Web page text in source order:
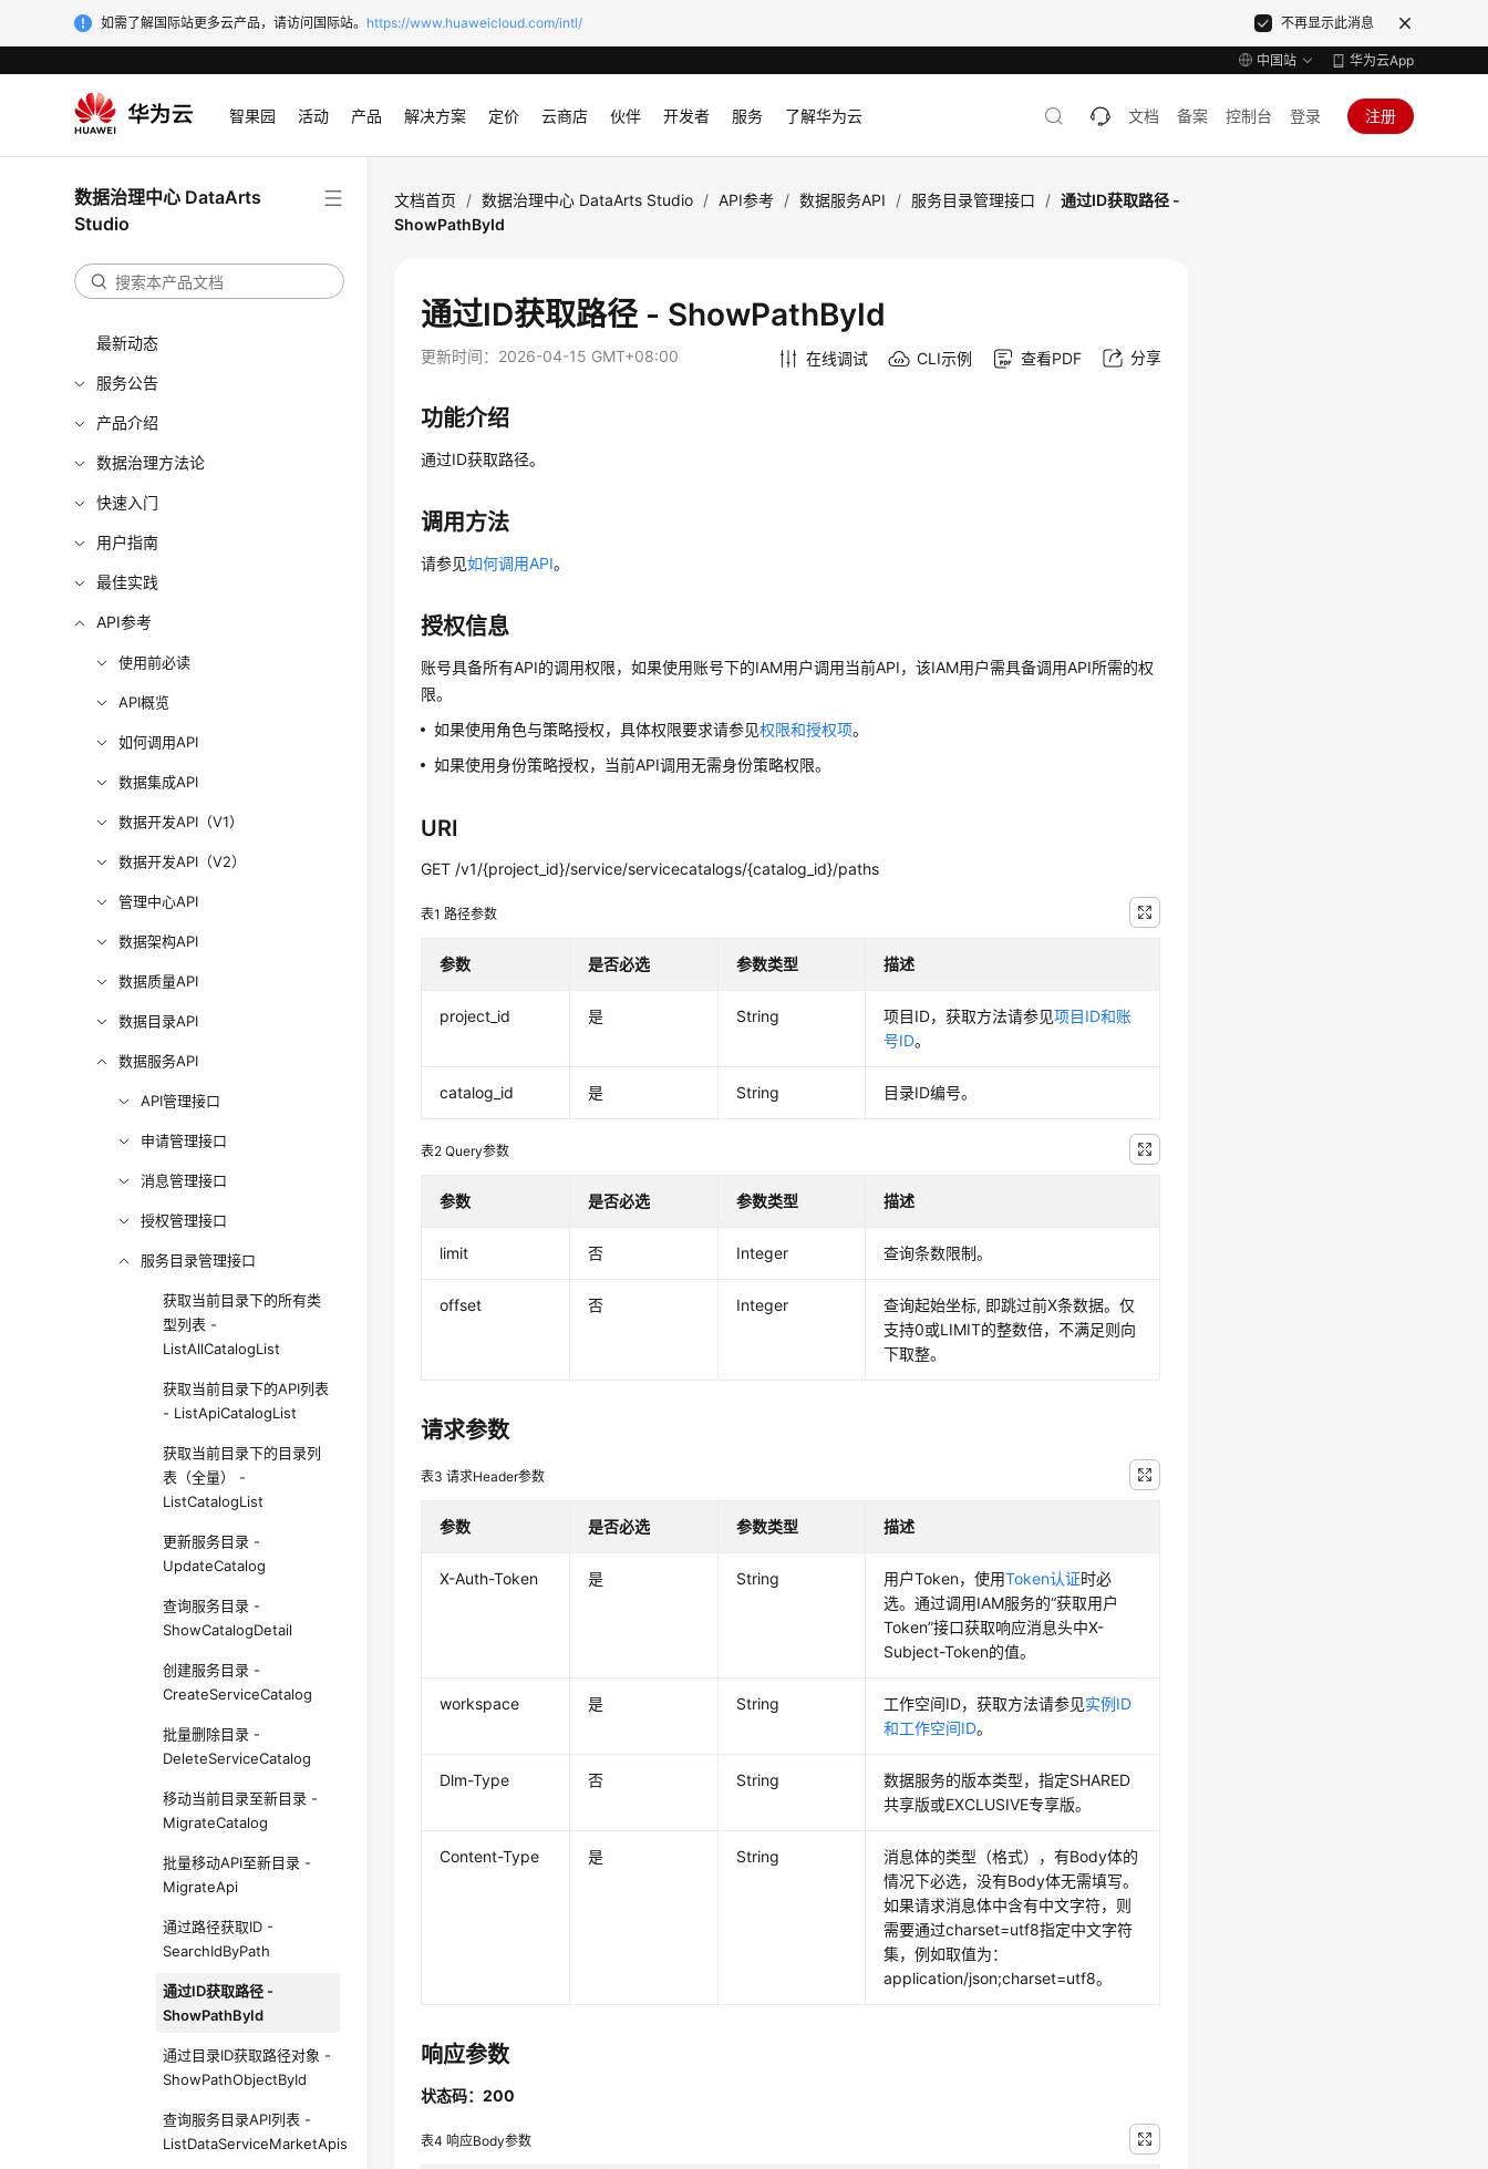
如需了解国际站更多云产品，请访问国际站。 https://www.huaweicloud.com/intl/ 不再显示此消息
中国站 华为云App
智果园 活动 产品 解决方案 定价 云商店 伙伴 开发者 服务 了解华为云 文档 备案 控制台 登录 注册
数据治理中心 DataArts
Studio
最新动态
服务公告
产品介绍
数据治理方法论
快速入门
用户指南
最佳实践
API参考
使用前必读
API概览
如何调用API
数据集成API
数据开发API（V1）
数据开发API（V2）
管理中心API
数据架构API
数据质量API
数据目录API
数据服务API
API管理接口
申请管理接口
消息管理接口
授权管理接口
服务目录管理接口
获取当前目录下的所有类
型列表 -
ListAllCatalogList
获取当前目录下的API列表
- ListApiCatalogList
获取当前目录下的目录列
表（全量） -
ListCatalogList
更新服务目录 -
UpdateCatalog
查询服务目录 -
ShowCatalogDetail
创建服务目录 -
CreateServiceCatalog
批量删除目录 -
DeleteServiceCatalog
移动当前目录至新目录 -
MigrateCatalog
批量移动API至新目录 -
MigrateApi
通过路径获取ID -
SearchIdByPath
通过ID获取路径 -
ShowPathById
通过目录ID获取路径对象 -
ShowPathObjectById
查询服务目录API列表 -
ListDataServiceMarketApis
文档首页 / 数据治理中心 DataArts Studio / API参考 / 数据服务API / 服务目录管理接口 / 通过ID获取路径 -
ShowPathById
通过ID获取路径 - ShowPathById
更新时间： 2026-04-15 GMT+08:00 在线调试 CLI示例 查看PDF 分享
功能介绍
通过ID获取路径。
调用方法
请参见如何调用API。
授权信息
账号具备所有API的调用权限，如果使用账号下的IAM用户调用当前API，该IAM用户需具备调用API所需的权
限。
如果使用角色与策略授权，具体权限要求请参见权限和授权项。
如果使用身份策略授权，当前API调用无需身份策略权限。
URI
GET /v1/{project_id}/service/servicecatalogs/{catalog_id}/paths
表1路径参数
参数 是否必选 参数类型 描述
project_id 是 String 项目ID，获取方法请参见项目ID和账
号ID。
catalog_id 是 String 目录ID编号。
表2Query参数
参数 是否必选 参数类型 描述
limit 否 Integer 查询条数限制。
offset 否 Integer
查询起始坐标, 即跳过前X条数据。仅
支持0或LIMIT的整数倍，不满足则向
下取整。
请求参数
表3请求Header参数
参数 是否必选 参数类型 描述
X-Auth-Token 是 String 用户Token，使用Token认证时必
选。通过调用IAM服务的“获取用户
Token”接口获取响应消息头中X-
Subject-Token的值。
workspace 是 String 工作空间ID，获取方法请参见实例ID
和工作空间ID。
Dlm-Type 否 String
数据服务的版本类型，指定SHARED
共享版或EXCLUSIVE专享版。
Content-Type 是 String
消息体的类型（格式），有Body体的
情况下必选，没有Body体无需填写。
如果请求消息体中含有中文字符，则
需要通过charset=utf8指定中文字符
集，例如取值为：
application/json;charset=utf8。
响应参数
状态码：200
表4响应Body参数